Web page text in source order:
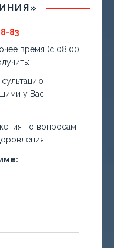
83
время (с 08:00
у Вас
по вопросам